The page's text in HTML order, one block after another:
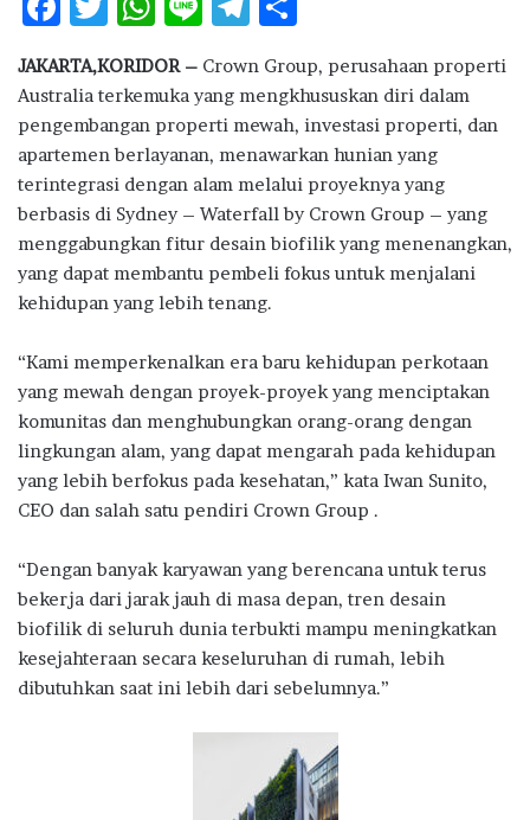
e
b
o
o
k
it
te
r
at
s
A
p
p
e e
g
ra
m
ar
e
JAKARTA,KORIDOR – Crown Group, perusahaan properti
Australia terkemuka yang mengkhususkan diri dalam
pengembangan properti mewah, investasi properti, dan
apartemen berlayanan, menawarkan hunian yang
terintegrasi dengan alam melalui proyeknya yang
berbasis di Sydney – Waterfall by Crown Group – yang
menggabungkan fitur desain biofilik yang menenangkan,
yang dapat membantu pembeli fokus untuk menjalani
kehidupan yang lebih tenang.
“Kami memperkenalkan era baru kehidupan perkotaan
yang mewah dengan proyek-proyek yang menciptakan
komunitas dan menghubungkan orang-orang dengan
lingkungan alam, yang dapat mengarah pada kehidupan
yang lebih berfokus pada kesehatan,” kata Iwan Sunito,
CEO dan salah satu pendiri Crown Group .
“Dengan banyak karyawan yang berencana untuk terus
bekerja dari jarak jauh di masa depan, tren desain
biofilik di seluruh dunia terbukti mampu meningkatkan
kesejahteraan secara keseluruhan di rumah, lebih
dibutuhkan saat ini lebih dari sebelumnya.”